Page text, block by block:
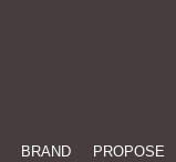
BRAND PROPOSE